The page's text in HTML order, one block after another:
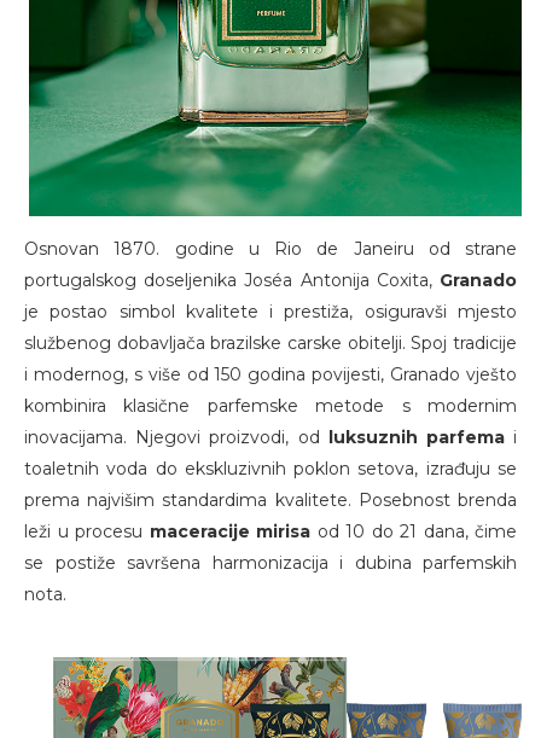
Osnovan 1870. godine u Rio de Janeiru od strane
portugalskog doseljenika Joséa Antonija Coxita, Granado
je postao simbol kvalitete i prestiža, osiguravši mjesto
službenog dobavljača brazilske carske obitelji. Spoj tradicije
i modernog, s više od 150 godina povijesti, Granado vješto
kombinira klasične parfemske metode s modernim
inovacijama. Njegovi proizvodi, od luksuznih parfemai
toaletnih voda do ekskluzivnih poklon setova, izrađuju se
prema najvišim standardima kvalitete. Posebnost brenda
leži u procesu maceracije mirisa od 10 do 21 dana, čime
se postiže savršena harmonizacija i dubina parfemskih
nota.